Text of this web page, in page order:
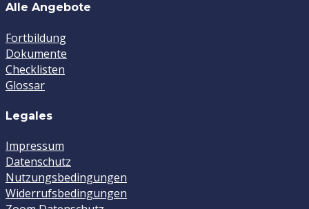
Alle Angebote
Fortbildung
Dokumente
Checklisten
Glossar
Legales
Impressum
Datenschutz
Nutzungsbedingungen
Widerrufsbedingungen